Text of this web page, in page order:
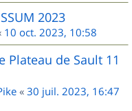
2023
10 oct. 2023, 10:58
Plateau de Sault 11
« 30 juil. 2023, 16:47